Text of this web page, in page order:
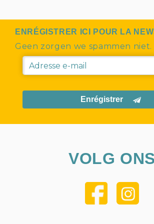
ENRÉGISTRER ICI POUR LA
Geen zorgen we spammen niet.
Enrégistrer
VOLG ONS